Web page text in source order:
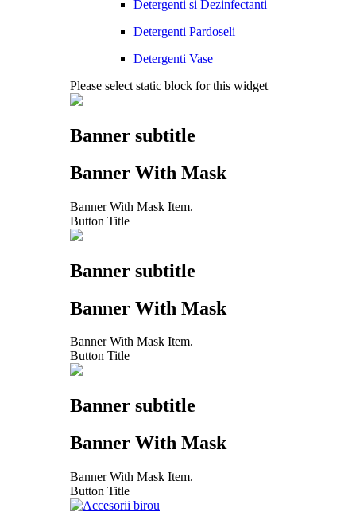
Detergenti si Dezinfectanti
Detergenti Pardoseli
Detergenti Vase
Please select static block for this widget
Banner subtitle
Banner With Mask
Banner With Mask Item.
Button Title
Banner subtitle
Banner With Mask
Banner With Mask Item.
Button Title
Banner subtitle
Banner With Mask
Banner With Mask Item.
Button Title